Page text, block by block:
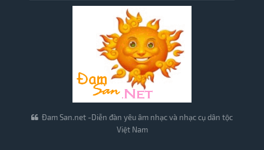
Đam San.net -Diễn đàn yêu âm nhạc và nhạc cụ dân tộc
Việt Nam